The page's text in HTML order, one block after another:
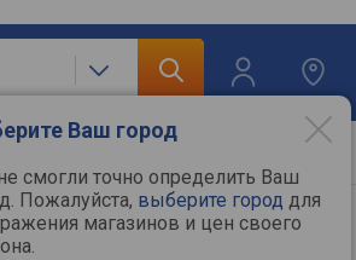
Ваш город
смогли точно определить Ваш
Пожалуйста, выберите город для
магазинов и цен своего
/Hi-Fi и Hi-End компоненты
Polk Audio